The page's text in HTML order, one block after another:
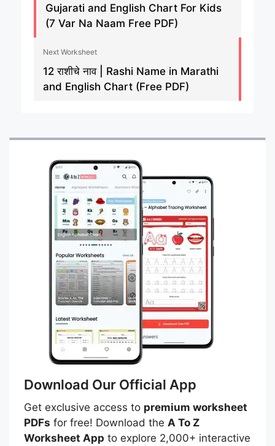
Gujarati and English Chart For Kids
(7 Var Na Naam Free PDF)
Next Worksheet
12 राशीचे नाव | Rashi Name in Marathi
and English Chart (Free PDF)
Download Our Official App
Get exclusive access to premium worksheet
PDFs for free! Download the A To Z
Worksheet App to explore 2,000+ interactive